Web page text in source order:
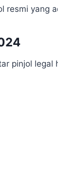
resmi yang
pinjol legal